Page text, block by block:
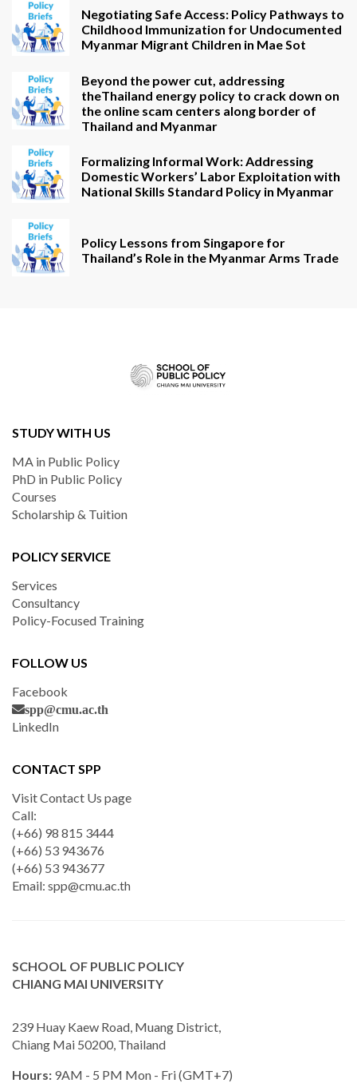
Negotiating Safe Access: Policy Pathways to
Childhood Immunization for Undocumented
Myanmar Migrant Children in Mae Sot
Beyond the power cut, addressing
theThailand energy policy to crack down on
the online scam centers along border of
Thailand and Myanmar
Formalizing Informal Work: Addressing
Domestic Workers’ Labor Exploitation with
National Skills Standard Policy in Myanmar
Policy Lessons from Singapore for
Thailand’s Role in the Myanmar Arms Trade
STUDY WITH US
MA in Public Policy
PhD in Public Policy
Courses
Scholarship & Tuition
POLICY SERVICE
Services
Consultancy
Policy-Focused Training
FOLLOW US
Facebook
spp@cmu.ac.th
LinkedIn
CONTACT SPP
Visit Contact Us page
Call:
(+66) 98 815 3444
(+66) 53 943676
(+66) 53 943677
Email: spp@cmu.ac.th
SCHOOL OF PUBLIC POLICY
CHIANG MAI UNIVERSITY
239 Huay Kaew Road, Muang District,
Chiang Mai 50200, Thailand
Hours: 9AM - 5 PM Mon - Fri (GMT+7)